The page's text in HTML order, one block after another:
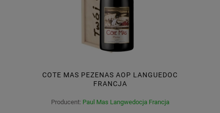
COTE MAS PEZENAS AOP LANGUEDOC
FRANCJA
Producent: Paul Mas Langwedocja Francja